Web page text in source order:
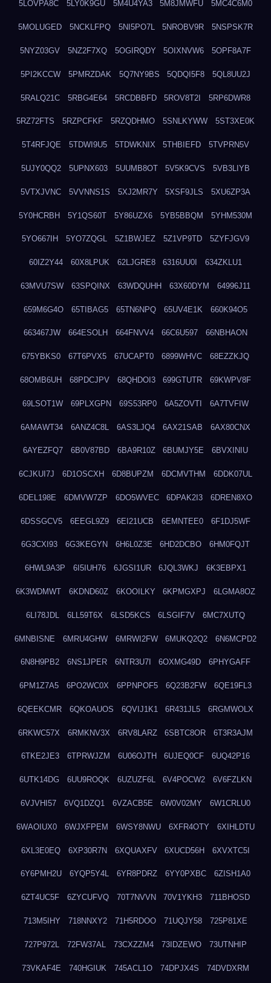
5LOVPA8C 5LY0K9GU 5M4U4YA3 5M8JMWFU 5MC4C6M0
5MOLUGED 5NCKLFPQ 5NI5PO7L 5NROBV9R 5NSPSK7R
5NYZ03GV 5NZ2F7XQ 5OGIRQDY 5OIXNVW6 5OPF8A7F
5PI2KCCW 5PMRZDAK 5Q7NY9BS 5QDQI5F8 5QL8UU2J
5RALQ21C 5RBG4E64 5RCDBBFD 5ROV8T2I 5RP6DWR8
5RZ72FTS 5RZPCFKF 5RZQDHMO 5SNLKYWW 5ST3XE0K
5T4RFJQE 5TDWI9U5 5TDWKNIX 5THBIEFD 5TVPRN5V
5UJY0QQ2 5UPNX603 5UUMB8OT 5V5K9CVS 5VB3LIYB
5VTXJVNC 5VVNNS1S 5XJ2MR7Y 5XSF9JLS 5XU6ZP3A
5Y0HCRBH 5Y1QS60T 5Y86UZX6 5YB5BBQM 5YHM530M
5YO667IH 5YO7ZQGL 5Z1BWJEZ 5Z1VP9TD 5ZYFJGV9
60IZ2Y44 60X8LPUK 62LJGRE8 6316UU0I 634ZKLU1
63MVU7SW 63SPQINX 63WDQUHH 63X60DYM 64996J11
659M6G4O 65TIBAG5 65TN6NPQ 65UV4E1K 660K94O5
663467JW 664ESOLH 664FNVV4 66C6U597 66NBHAON
675YBKS0 67T6PVX5 67UCAPT0 6899WHVC 68EZZKJQ
68OMB6UH 68PDCJPV 68QHDOI3 699GTUTR 69KWPV8F
69LSOT1W 69PLXGPN 69S53RP0 6A5ZOVTI 6A7TVFIW
6AMAWT34 6ANZ4C8L 6AS3LJQ4 6AX21SAB 6AX80CNX
6AYEZFQ7 6B0V87BD 6BA9R10Z 6BUMJY5E 6BVXINIU
6CJKUI7J 6D1OSCXH 6D8BUPZM 6DCMVTHM 6DDK07UL
6DEL198E 6DMVW7ZP 6DO5WVEC 6DPAK2I3 6DREN8XO
6DSSGCV5 6EEGL9Z9 6EI21UCB 6EMNTEE0 6F1DJ5WF
6G3CXI93 6G3KEGYN 6H6L0Z3E 6HD2DCBO 6HM0FQJT
6HWL9A3P 6I5IUH76 6JGSI1UR 6JQL3WKJ 6K3EBPX1
6K3WDMWT 6KDND60Z 6KOOILKY 6KPMGXPJ 6LGMA8OZ
6LI78JDL 6LL59T6X 6LSD5KCS 6LSGIF7V 6MC7XUTQ
6MNBISNE 6MRU4GHW 6MRWI2FW 6MUKQ2Q2 6N6MCPD2
6N8H9PB2 6NS1JPER 6NTR3U7I 6OXMG49D 6PHYGAFF
6PM1Z7A5 6PO2WC0X 6PPNPOF5 6Q23B2FW 6QE19FL3
6QEEKCMR 6QKOAUOS 6QVIJ1K1 6R431JL5 6RGMWOLX
6RKWC57X 6RMKNV3X 6RV8LARZ 6SBTC8OR 6T3R3AJM
6TKE2JE3 6TPRWJZM 6U06OJTH 6UJEQ0CF 6UQ42P16
6UTK14DG 6UU9ROQK 6UZUZF6L 6V4POCW2 6V6FZLKN
6VJVHI57 6VQ1DZQ1 6VZACB5E 6W0V02MY 6W1CRLU0
6WAOIUX0 6WJXFPEM 6WSY8NWU 6XFR4OTY 6XIHLDTU
6XL3E0EQ 6XP30R7N 6XQUAXFV 6XUCD56H 6XVXTC5I
6Y6PMH2U 6YQP5Y4L 6YR8PDRZ 6YY0PXBC 6ZISH1A0
6ZT4UC5F 6ZYCUFVQ 70T7NVVN 70V1YKH3 711BHOSD
713M5IHY 718NNXY2 71H5RDOO 71UQJY58 725P81XE
727P972L 72FW37AL 73CXZZM4 73IDZEWO 73UTNHIP
73VKAF4E 740HGIUK 745ACL1O 74DPJX4S 74DVDXRM